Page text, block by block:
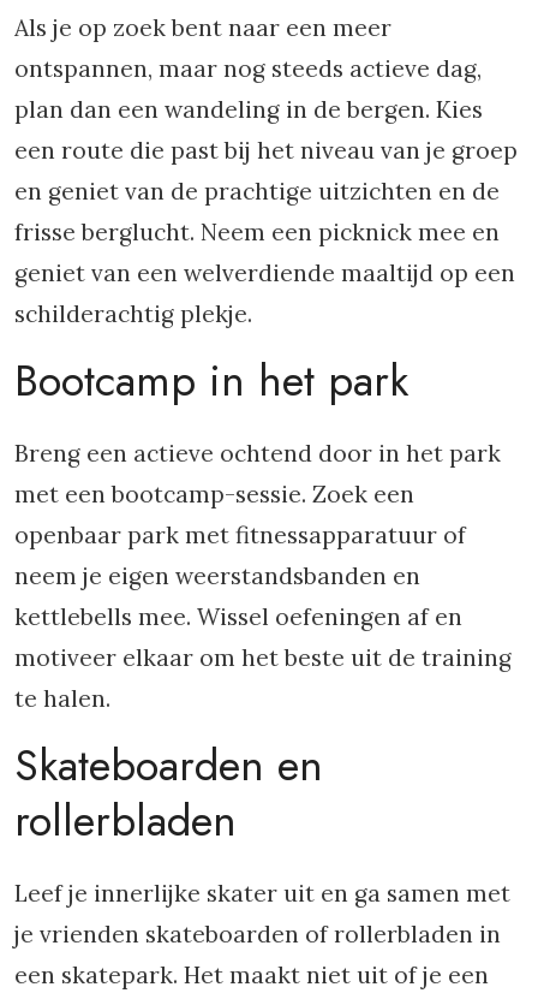
Als je op zoek bent naar een meer
ontspannen, maar nog steeds actieve dag,
plan dan een wandeling in de bergen. Kies
een route die past bij het niveau van je groep
en geniet van de prachtige uitzichten en de
frisse berglucht. Neem een picknick mee en
geniet van een welverdiende maaltijd op een
schilderachtig plekje.
Bootcamp in het park
Breng een actieve ochtend door in het park
met een bootcamp-sessie. Zoek een
openbaar park met fitnessapparatuur of
neem je eigen weerstandsbanden en
kettlebells mee. Wissel oefeningen af en
motiveer elkaar om het beste uit de training
te halen.
Skateboarden en
rollerbladen
Leef je innerlijke skater uit en ga samen met
je vrienden skateboarden of rollerbladen in
een skatepark. Het maakt niet uit of je een